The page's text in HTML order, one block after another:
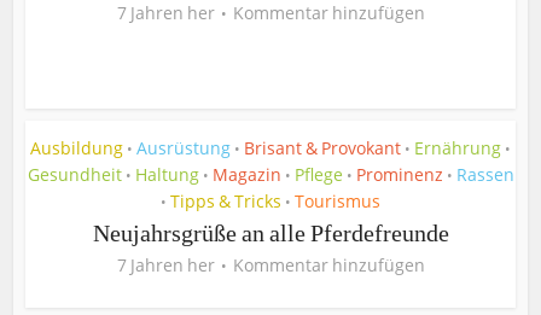
7 Jahren her Kommentar hinzufügen
Ausbildung • Ausrüstung • Brisant & Provokant • Ernährung •
Gesundheit • Haltung • Magazin • Pflege • Prominenz • Rassen
• Tipps & Tricks • Tourismus
Neujahrsgrüße an alle Pferdefreunde
7 Jahren her Kommentar hinzufügen